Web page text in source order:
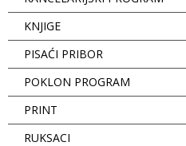
KNJIGE
PISAĆI PRIBOR
POKLON PROGRAM
PRINT
RUKSACI